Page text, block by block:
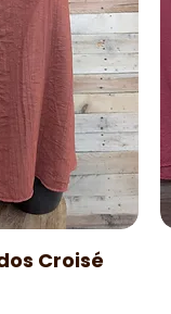
rapideCroisé